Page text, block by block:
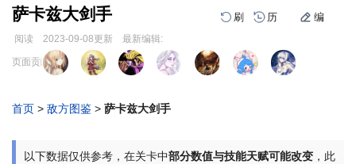
萨卡兹大剑手 刷 历 编
阅读 2023-09-08更新 最新编辑:
跳
航
跳
索
页面贡献者 :
首页 > 敌方图鉴 > 萨卡兹大剑手
以下数据仅供参考，在关卡中部分数值与技能天赋可能改变 ，此